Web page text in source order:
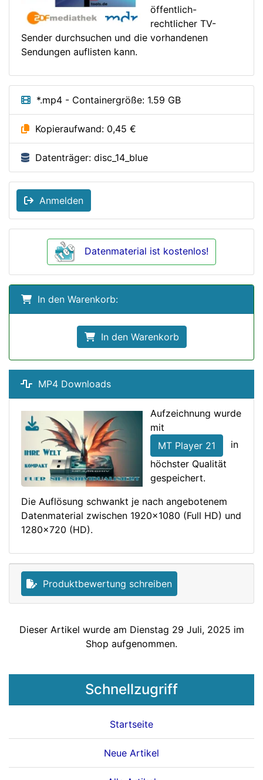
öffentlich-
rechtlicher TV-
Sender durchsuchen und die vorhandenen
Sendungen auflisten kann.
*.mp4 - Containergröße: 1.59 GB
Kopieraufwand: 0,45 €
Datenträger: disc_14_blue
Anmelden
Datenmaterial ist kostenlos!
In den Warenkorb:
In den Warenkorb
MP4 Downloads
Aufzeichnung wurde
mit
MT Player 21
in
höchster Qualität
gespeichert.
Die Auflösung schwankt je nach angebotenem
Datenmaterial zwischen 1920x1080 (Full HD) und
1280x720 (HD).
Produktbewertung schreiben
Dieser Artikel wurde am Dienstag 29 Juli, 2025 im
Shop aufgenommen.
Schnellzugriff
Startseite
Neue Artikel